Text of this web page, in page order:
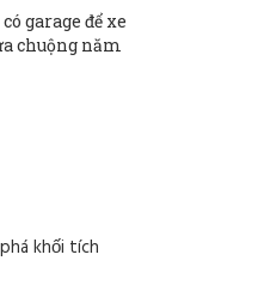
garage để xe
chuộng năm
khối tích